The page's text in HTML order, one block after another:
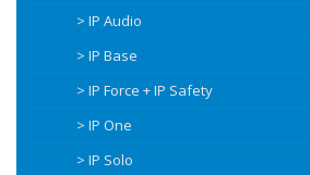
> IP Audio
> IP Base
> IP Force + IP Safety
> IP One
> IP Solo